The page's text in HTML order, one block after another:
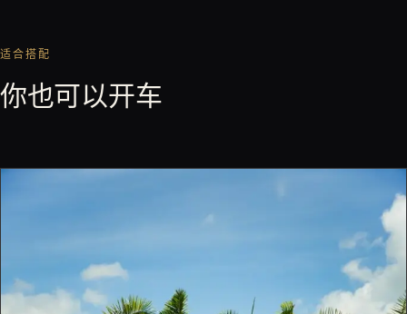
适合搭配
你也可以开车